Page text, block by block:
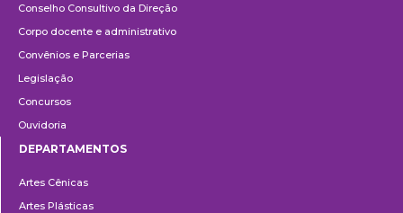
Conselho Consultivo da Direção
Corpo docente e administrativo
Convênios e Parcerias
Legislação
Concursos
Ouvidoria
DEPARTAMENTOS
Artes Cênicas
Artes Plásticas